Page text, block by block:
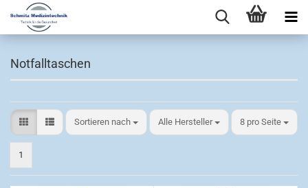
Notfalltaschen
Sortieren nach
Sortieren nach Alle Hersteller 8 pro Seite
pro Seite
1